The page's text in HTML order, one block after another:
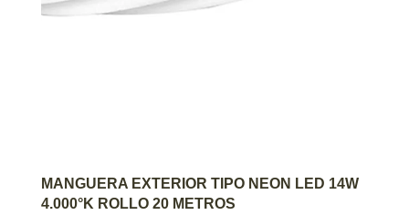
AGREGAR AL CARRITO
MANGUERA EXTERIOR TIPO NEON LED 14W
4.000°K ROLLO 20 METROS